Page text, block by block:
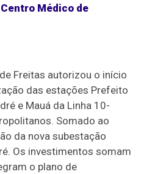
Freitas autorizou o início
das estações Prefeito
e Mauá da Linha 10-
Somado ao
da nova subestação
Os investimentos somam
o plano de